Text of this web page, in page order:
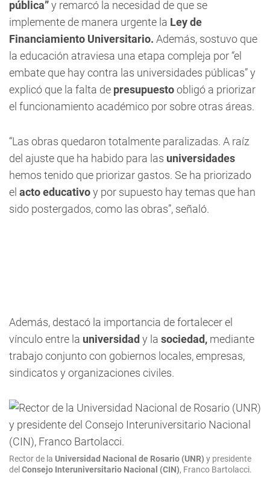
pública”y remarcó la necesidad de que se
implemente de manera urgente la Ley de
Financiamiento Universitario. Además, sostuvo que
la educación atraviesa una etapa compleja por “el
embate que hay contra las universidades públicas” y
explicó que la falta de presupuestoobligó a priorizar
el funcionamiento académico por sobre otras áreas.
“Las obras quedaron totalmente paralizadas. A raíz
del ajuste que ha habido para las universidades
hemos tenido que priorizar gastos. Se ha priorizado
el acto educativoy por supuesto hay temas que han
sido postergados, como las obras”, señaló.
Además, destacó la importancia de fortalecer el
vínculo entre la universidad y la sociedad, mediante
trabajo conjunto con gobiernos locales, empresas,
sindicatos y organizaciones civiles.
Rector de la Universidad Nacional de Rosario (UNR) y presidente
del Consejo Interuniversitario Nacional (CIN), Franco Bartolacci.